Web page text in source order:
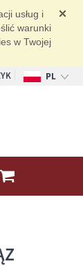
usług i
warunki
w Twojej
PL